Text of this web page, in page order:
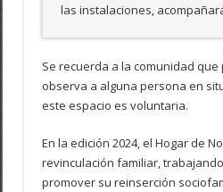
las instalaciones,
Se recuerda a la comunidad
observa a alguna persona en
este espacio es voluntaria.
En la edición 2024, el Hogar de
revinculación familiar,
promover su reinserción